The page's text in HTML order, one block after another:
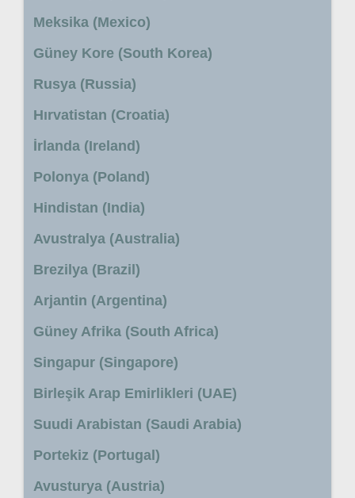
Meksika (Mexico)
Güney Kore (South Korea)
Rusya (Russia)
Hırvatistan (Croatia)
İrlanda (Ireland)
Polonya (Poland)
Hindistan (India)
Avustralya (Australia)
Brezilya (Brazil)
Arjantin (Argentina)
Güney Afrika (South Africa)
Singapur (Singapore)
Birleşik Arap Emirlikleri (UAE)
Suudi Arabistan (Saudi Arabia)
Portekiz (Portugal)
Avusturya (Austria)